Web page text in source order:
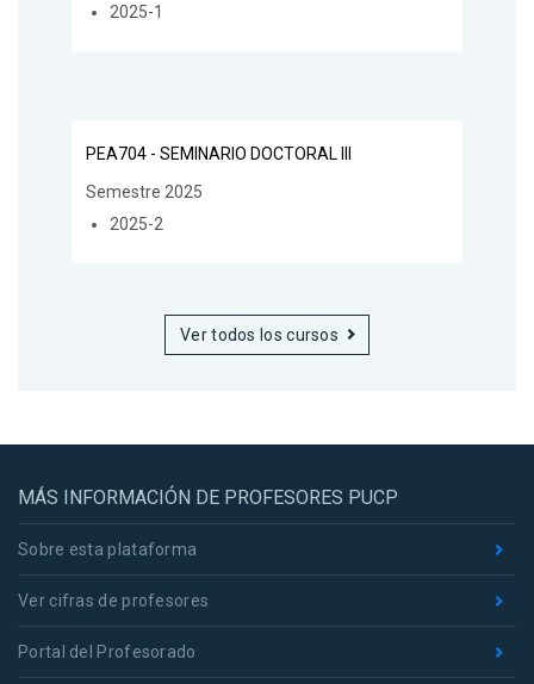
2025-1
PEA704 - SEMINARIO DOCTORAL III
Semestre 2025
2025-2
Ver todos los cursos
MÁS INFORMACIÓN DE PROFESORES PUCP
Sobre esta plataforma
Ver cifras de profesores
Portal del Profesorado